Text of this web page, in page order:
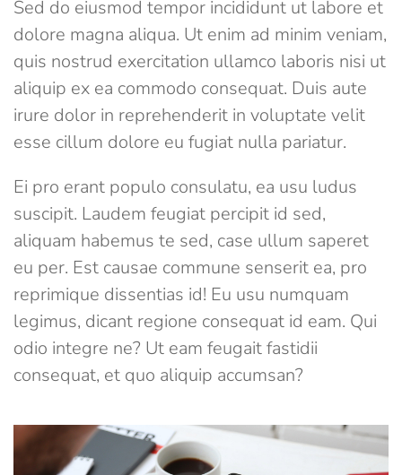
Sed do eiusmod tempor incididunt ut labore et
dolore magna aliqua. Ut enim ad minim veniam,
quis nostrud exercitation ullamco laboris nisi ut
aliquip ex ea commodo consequat. Duis aute
irure dolor in reprehenderit in voluptate velit
esse cillum dolore eu fugiat nulla pariatur.
Ei pro erant populo consulatu, ea usu ludus
suscipit. Laudem feugiat percipit id sed,
aliquam habemus te sed, case ullum saperet
eu per. Est causae commune senserit ea, pro
reprimique dissentias id! Eu usu numquam
legimus, dicant regione consequat id eam. Qui
odio integre ne? Ut eam feugait fastidii
consequat, et quo aliquip accumsan?